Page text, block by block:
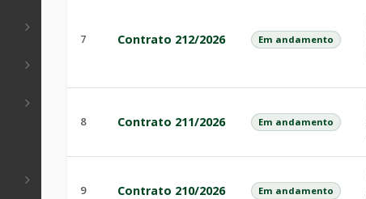
7 Contrato 212/2026 Em andamento
8 Contrato 211/2026 Em andamento
9 Contrato 210/2026 Em andamento